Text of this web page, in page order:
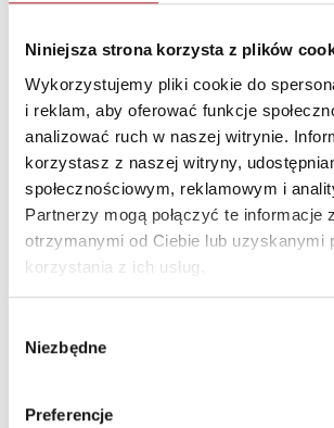
Niniejsza strona korzysta z plików
Wykorzystujemy pliki cookie do
i reklam, aby oferować funkcje
analizować ruch w naszej witrynie.
korzystasz z naszej witryny,
społecznościowym, reklamowym i
Partnerzy mogą połączyć te informacje
otrzymanymi od Ciebie lub uzyskanymi
korzystania z ich usług.
zgody
Niezbędne
Preferencje
Ostrzeżenie. Gra nieodpowiednia dla
lat. Istnieje możliwość połknięcia
elementów. Proszę zachować
względu na zawarte informacje.
służy do zabawy. Korzystać pod
dorosłej.
INNI KLIENCI KUPOWALI